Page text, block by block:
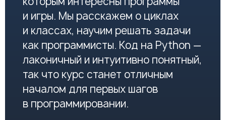
Записаться на первый урок
лаконичный и интуитивно понятный,
так что курс станет отличным
началом для первых шагов
в программировании.